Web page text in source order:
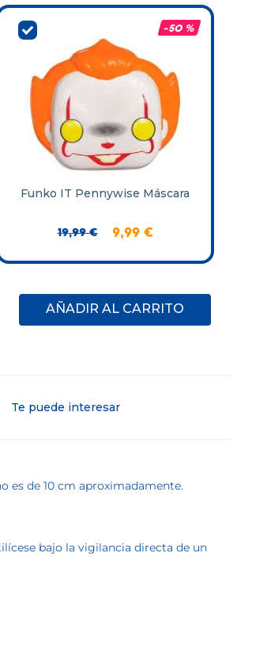
-50 %
Funko IT Pennywise Máscara
19,99 € 9,99 €
AÑADIR AL CARRITO
Te puede interesar
es de 10 cm aproximadamente.
bajo la vigilancia directa de un